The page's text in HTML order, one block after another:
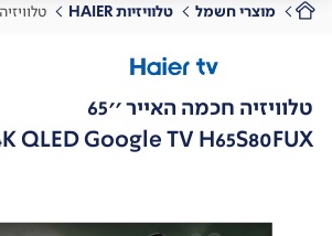
מוצרי חשמל טלוויזיות HAIER
טלוויזיה חכמה האייר ''65
QLED Google TV H65S80FUX